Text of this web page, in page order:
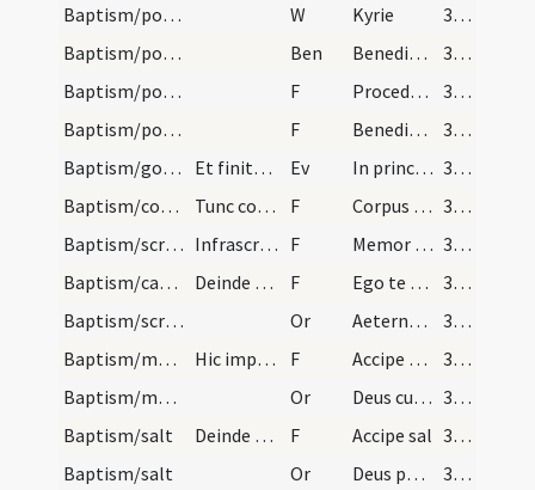
Baptism/post baptism
W Kyrie
350 (145)
Baptism/post baptism
Ben Benedicat
350 (145)
Baptism/post baptism
F Procedamus
350 (145)
Baptism/post baptism
F Benedicamus
350 (145)
Baptism/gospel
Et finito officio dicat tunc sacerdos. Ev In principio
350 (145)
Baptism/communion
Tunc communica eum. F Corpus Domini
351 (146)
Baptism/scrutiny
Infrascriptus modus est servandus quando puer est… F Memor esto
373 (168)
Baptism/catechumen oil
Deinde unge eum oleo prius inter scapulas postea… F Ego te linio
373 (168)
Baptism/scrutiny
Or Aeternam ac iustissimam
373 (168)
Baptism/marking
Hic impone ei nomen et signa dicendo. F Accipe signum sanctae Crucis serva praecepta divina verbo
374
Baptism/marking
Or Deus cui ad initiandum
374
Baptism/salt
Deinde accipe sal benedictum et pone in ore infan… F Accipe sal
374
Baptism/salt
Or Deus patrum nostrorum
374